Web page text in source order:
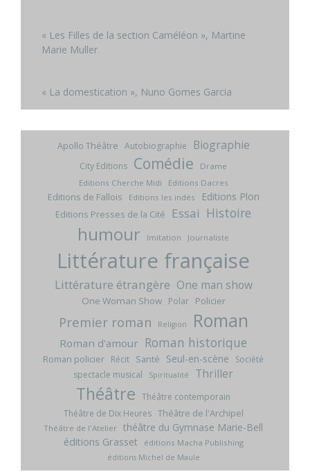
« Les Filles de la section Caméléon », Martine
Marie Muller
« La domestication », Nuno Gomes Garcia
Apollo Théâtre Autobiographie Biographie
City Editions Comédie
Drame
Editions Cherche Midi
Editions Dacres
Editions de Fallois Editions les indés Editions Plon
Editions Presses de la Cité Essai Histoire
humour Imitation Journaliste
Littérature française
Littérature étrangère One man show
One Woman Show Polar Policier
Premier roman Religion Roman
Roman d'amour Roman historique
Roman policier Récit Santé Seul-en-scène
Société
spectacle musical
Spiritualité Thriller
Théâtre Théâtre contemporain
Théâtre de Dix Heures Théâtre de l'Archipel
Théâtre de l'Atelier théâtre du Gymnase Marie-Bell
éditions Grasset
éditions Macha Publishing
éditions Michel de Maule